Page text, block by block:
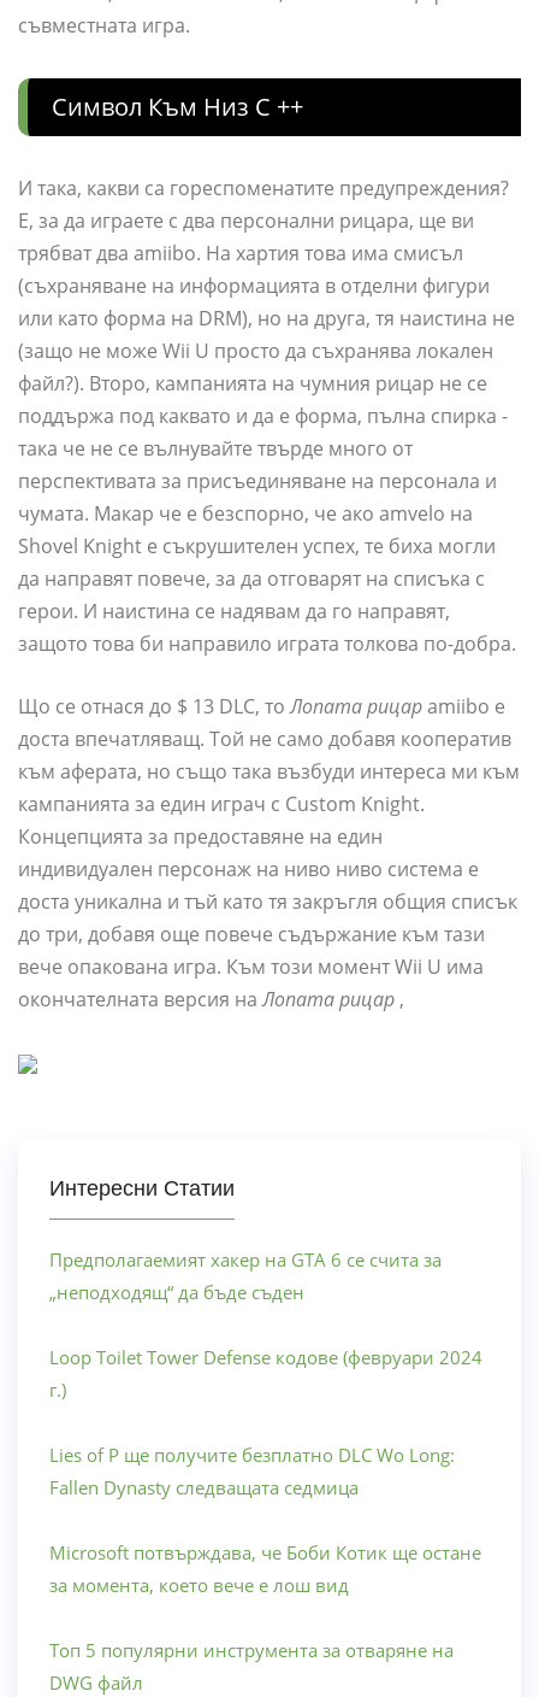
съвместната игра.
Символ Към Низ C ++
И така, какви са гореспоменатите предупреждения?
Е, за да играете с два персонални рицара, ще ви
трябват два amiibo. На хартия това има смисъл
(съхраняване на информацията в отделни фигури
или като форма на DRM), но на друга, тя наистина не
(защо не може Wii U просто да съхранява локален
файл?). Второ, кампанията на чумния рицар не се
поддържа под каквато и да е форма, пълна спирка -
така че не се вълнувайте твърде много от
перспективата за присъединяване на персонала и
чумата. Макар че е безспорно, че ако amvelo на
Shovel Knight е съкрушителен успех, те биха могли
да направят повече, за да отговарят на списъка с
герои. И наистина се надявам да го направят,
защото това би направило играта толкова по-добра.
Що се отнася до $ 13 DLC, тоЛопата рицарamiibo е
доста впечатляващ. Той не само добавя кооператив
към аферата, но също така възбуди интереса ми към
кампанията за един играч с Custom Knight.
Концепцията за предоставяне на един
индивидуален персонаж на ниво ниво система е
доста уникална и тъй като тя закръгля общия списък
до три, добавя още повече съдържание към тази
вече опакована игра. Към този момент Wii U има
окончателната версия наЛопата рицар ,
Интересни Статии
Предполагаемият хакер на GTA 6 се счита за
„неподходящ“ да бъде съден
Loop Toilet Tower Defense кодове (февруари 2024
г.)
Lies of P ще получите безплатно DLC Wo Long:
Fallen Dynasty следващата седмица
Microsoft потвърждава, че Боби Котик ще остане
за момента, което вече е лош вид
Топ 5 популярни инструмента за отваряне на
DWG файл